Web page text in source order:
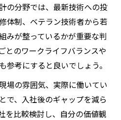
ルタントのインターンシッ
ト転職支援サービスの賢
キャリアを築く秘訣
ント職で長く活躍するため
の分野では、最新技術への投
体制、ベテラン技術者から若
みが整っているかが重要な判
とのワークライフバランスや
参考にすると良いでしょう。
場の雰囲気、実際に働いてい
で、入社後のギャップを減ら
を比較検討し、自分の価値観